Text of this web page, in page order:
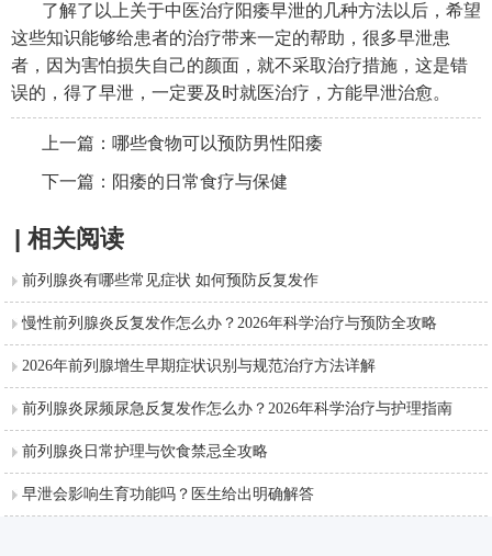
了解了以上关于中医治疗阳痿早泄的几种方法以后，希望
这些知识能够给患者的治疗带来一定的帮助，很多早泄患
者，因为害怕损失自己的颜面，就不采取治疗措施，这是错
误的，得了早泄，一定要及时就医治疗，方能早泄治愈。
上一篇： 哪些食物可以预防男性阳痿
下一篇： 阳痿的日常食疗与保健
| 相关阅读
前列腺炎有哪些常见症状 如何预防反复发作
慢性前列腺炎反复发作怎么办？2026年科学治疗与预防全攻略
2026年前列腺增生早期症状识别与规范治疗方法详解
前列腺炎尿频尿急反复发作怎么办？2026年科学治疗与护理指南
前列腺炎日常护理与饮食禁忌全攻略
早泄会影响生育功能吗？医生给出明确解答